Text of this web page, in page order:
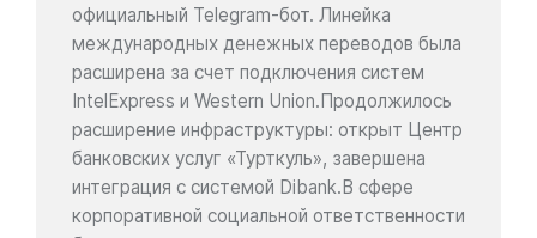
официальный Telegram-бот. Линейка
международных денежных переводов была
расширена за счет подключения систем
IntelExpress и Western Union.Продолжилось
расширение инфраструктуры: открыт Центр
банковских услуг «Турткуль», завершена
интеграция с системой Dibank.В сфере
корпоративной социальной ответственности